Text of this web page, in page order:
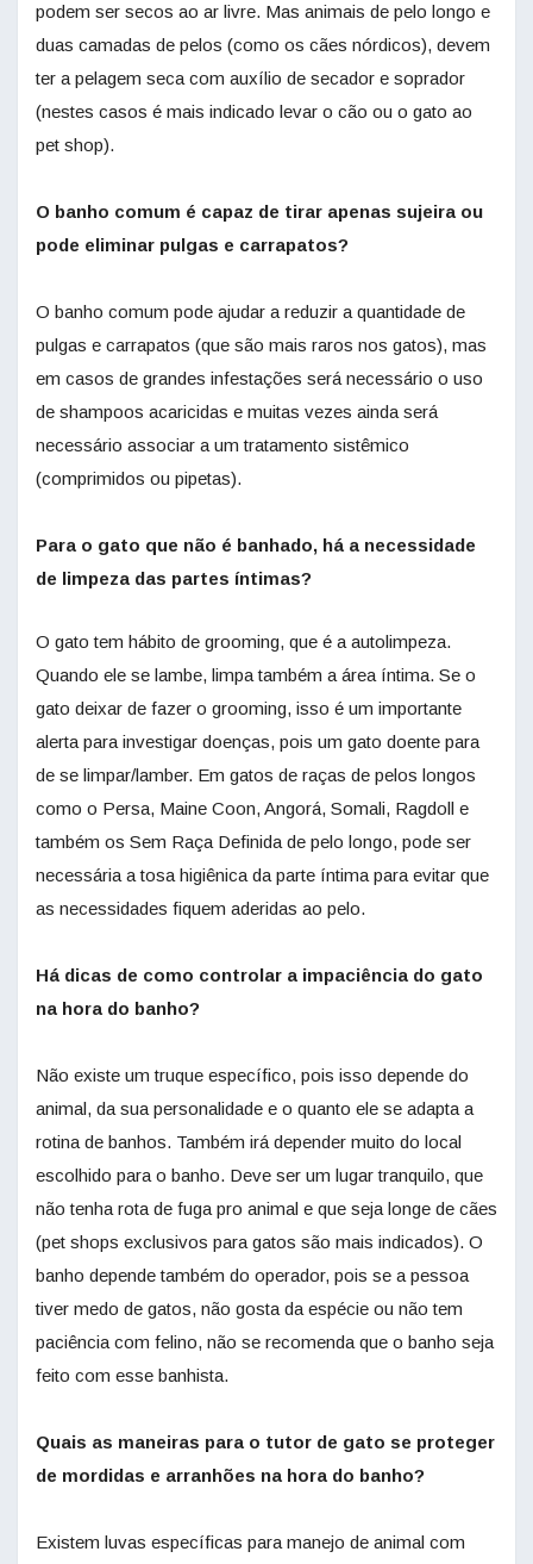
podem ser secos ao ar livre. Mas animais de pelo longo e
duas camadas de pelos (como os cães nórdicos), devem
ter a pelagem seca com auxílio de secador e soprador
(nestes casos é mais indicado levar o cão ou o gato ao
pet shop).
O banho comum é capaz de tirar apenas sujeira ou
pode eliminar pulgas e carrapatos?
O banho comum pode ajudar a reduzir a quantidade de
pulgas e carrapatos (que são mais raros nos gatos), mas
em casos de grandes infestações será necessário o uso
de shampoos acaricidas e muitas vezes ainda será
necessário associar a um tratamento sistêmico
(comprimidos ou pipetas).
Para o gato que não é banhado, há a necessidade
de limpeza das partes íntimas?
O gato tem hábito de grooming, que é a autolimpeza.
Quando ele se lambe, limpa também a área íntima. Se o
gato deixar de fazer o grooming, isso é um importante
alerta para investigar doenças, pois um gato doente para
de se limpar/lamber. Em gatos de raças de pelos longos
como o Persa, Maine Coon, Angorá, Somali, Ragdoll e
também os Sem Raça Definida de pelo longo, pode ser
necessária a tosa higiênica da parte íntima para evitar que
as necessidades fiquem aderidas ao pelo.
Há dicas de como controlar a impaciência do gato
na hora do banho?
Não existe um truque específico, pois isso depende do
animal, da sua personalidade e o quanto ele se adapta a
rotina de banhos. Também irá depender muito do local
escolhido para o banho. Deve ser um lugar tranquilo, que
não tenha rota de fuga pro animal e que seja longe de cães
(pet shops exclusivos para gatos são mais indicados). O
banho depende também do operador, pois se a pessoa
tiver medo de gatos, não gosta da espécie ou não tem
paciência com felino, não se recomenda que o banho seja
feito com esse banhista.
Quais as maneiras para o tutor de gato se proteger
de mordidas e arranhões na hora do banho?
Existem luvas específicas para manejo de animal com